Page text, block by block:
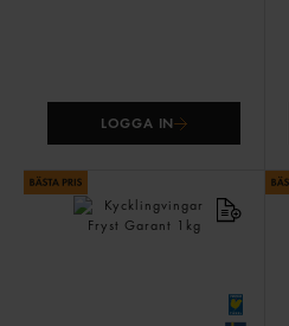
LOGGA IN